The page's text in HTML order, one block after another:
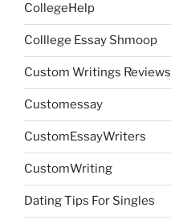
CollegeHelp
Colllege Essay Shmoop
Custom Writings Reviews
Customessay
CustomEssayWriters
CustomWriting
Dating Tips For Singles